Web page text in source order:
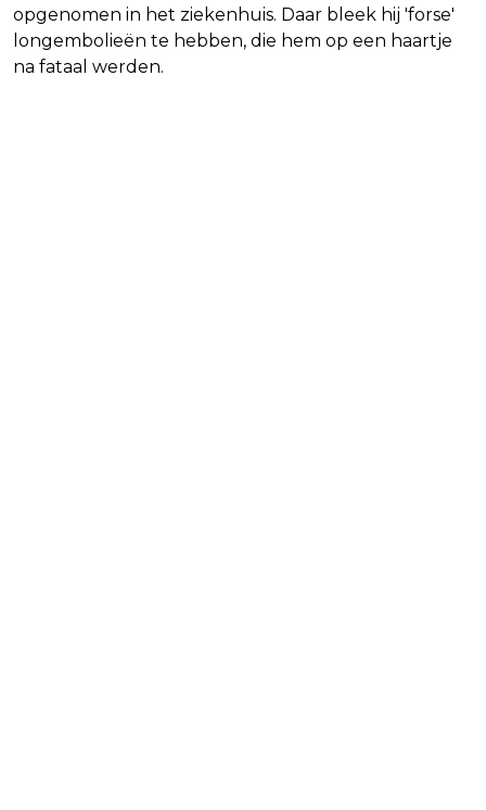
opgenomen in het ziekenhuis. Daar bleek hij 'forse'
longembolieën te hebben, die hem op een haartje
na fataal werden.